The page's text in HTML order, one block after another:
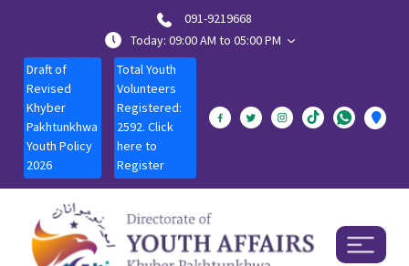
091-9219668
Today: 09:00 AM to 05:00 PM
Draft of
Revised
Khyber
Pakhtunkhwa
Youth Policy
2026
Total Youth
Volunteers
Registered:
2592. Click
here to
Register